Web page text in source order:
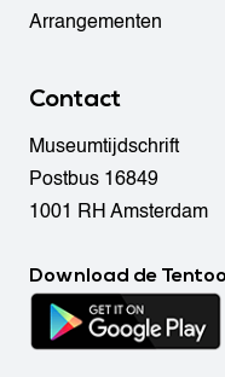
Arrangementen
Contact
Museumtijdschrift
Postbus 16849
1001 RH Amsterdam
Download de